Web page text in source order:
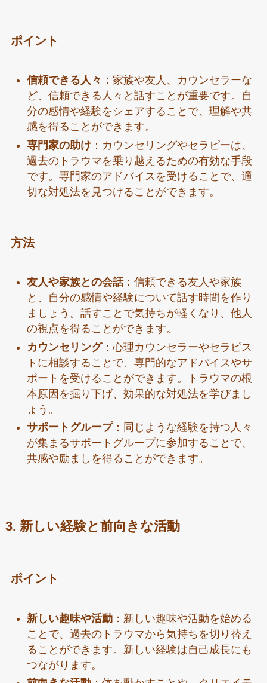
ポイント
信頼できる人々 ：家族や友人、カウンセラーな
ど、信頼できる人々と話すことが重要です。自
分の感情や経験をシェアすることで、理解や共
感を得ることができます。
専門家の助け：カウンセリングやセラピーは、
過去のトラウマを乗り越えるための有効な手段
です。専門家のアドバイスを受けることで、適
切な対処法を見つけることができます。
方法
友人や家族との会話：信頼できる友人や家族
と、自分の感情や経験について話す時間を作り
ましょう。話すことで気持ちが軽くなり、他人
の視点を得ることができます。
カウンセリング：心理カウンセラーやセラピス
トに相談することで、専門的なアドバイスやサ
ポートを受けることができます。トラウマの根
本原因を掘り下げ、効果的な対処法を学びまし
ょう。
サポートグループ：同じような経験を持つ人々
が集まるサポートグループに参加することで、
共感や励ましを得ることができます。
3. 新しい経験と前向きな活動
ポイント
新しい趣味や活動：新しい趣味や活動を始める
ことで、過去のトラウマから気持ちを切り替え
ることができます。新しい経験は自己成長にも
つながります。